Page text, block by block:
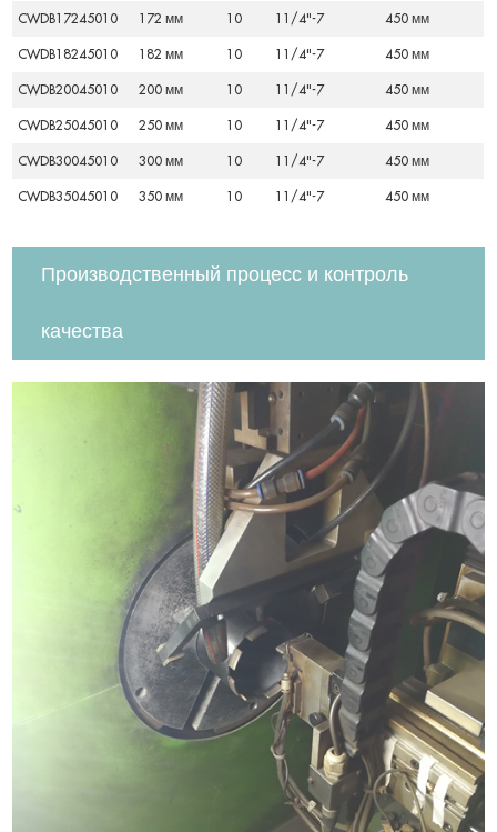
CWDB17245010 172 мм 10 11/4"-7 450 мм
CWDB18245010 182 мм 10 11/4"-7 450 мм
CWDB20045010 200 мм 10 11/4"-7 450 мм
CWDB25045010 250 мм 10 11/4"-7 450 мм
CWDB30045010 300 мм 10 11/4"-7 450 мм
CWDB35045010 350 мм 10 11/4"-7 450 мм
Производственный процесс и контроль
качества